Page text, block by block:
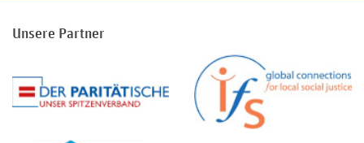
Unsere Partner